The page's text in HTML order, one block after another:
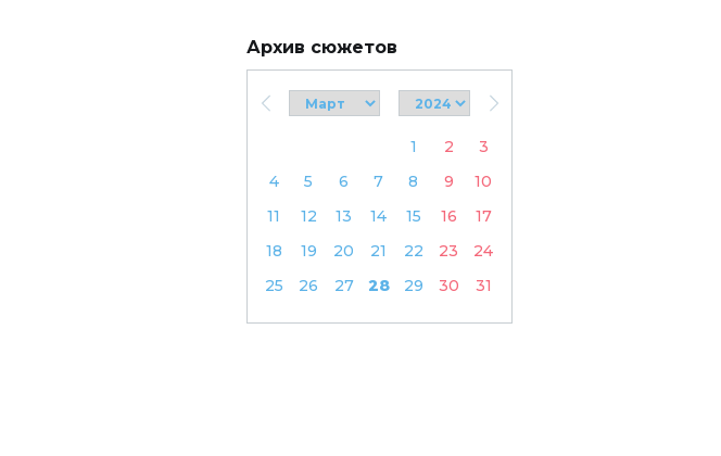
Архив сюжетов
1 2
3
4
5 6 7 8 9
10
11
12 13 14 15 16
17
18
19 20 21 22 23
24
25
26 27 28 29 30 31